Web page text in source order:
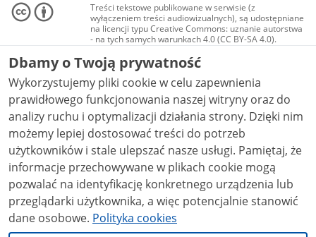
Treści tekstowe publikowane w serwisie (z
wyłączeniem treści audiowizualnych), są udostępniane
na licencji typu Creative Commons: uznanie autorstwa
- na tych samych warunkach 4.0 (CC BY-SA 4.0).
Materiały audiowizualne, w tym zdjęcia, materiały
audio i wideo, są udostępniane na licencji typu
Creative Commons: uznanie autorstwa użycie
niekomercyjne - bez utworów zależnych 4.0 (CC BY-
NC-ND 4.0), o ile nie jest to stwierdzone inaczej.
Dbamy o Twoją prywatność
Wykorzystujemy pliki cookie w celu zapewnienia
prawidłowego funkcjonowania naszej witryny oraz do
analizy ruchu i optymalizacji działania strony. Dzięki nim
możemy lepiej dostosować treści do potrzeb
użytkowników i stale ulepszać nasze usługi. Pamiętaj, że
informacje przechowywane w plikach cookie mogą
pozwalać na identyfikację konkretnego urządzenia lub
przeglądarki użytkownika, a więc potencjalnie stanowić
dane osobowe. Polityka cookies